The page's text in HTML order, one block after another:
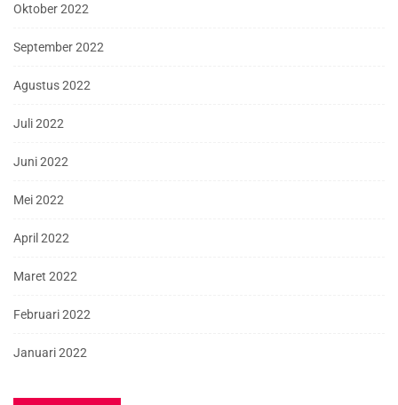
Oktober 2022
September 2022
Agustus 2022
Juli 2022
Juni 2022
Mei 2022
April 2022
Maret 2022
Februari 2022
Januari 2022